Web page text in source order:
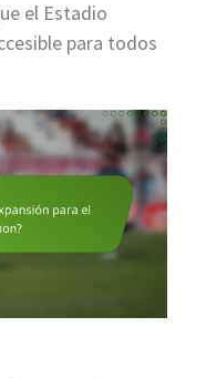
el Estadio
para todos